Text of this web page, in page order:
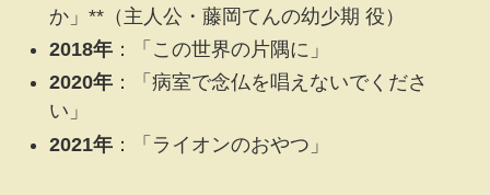
か」**（主人公・藤岡てんの幼少期 役）
2018年：「この世界の片隅に」
2020年：「病室で念仏を唱えないでくださ
い」
2021年：「ライオンのおやつ」